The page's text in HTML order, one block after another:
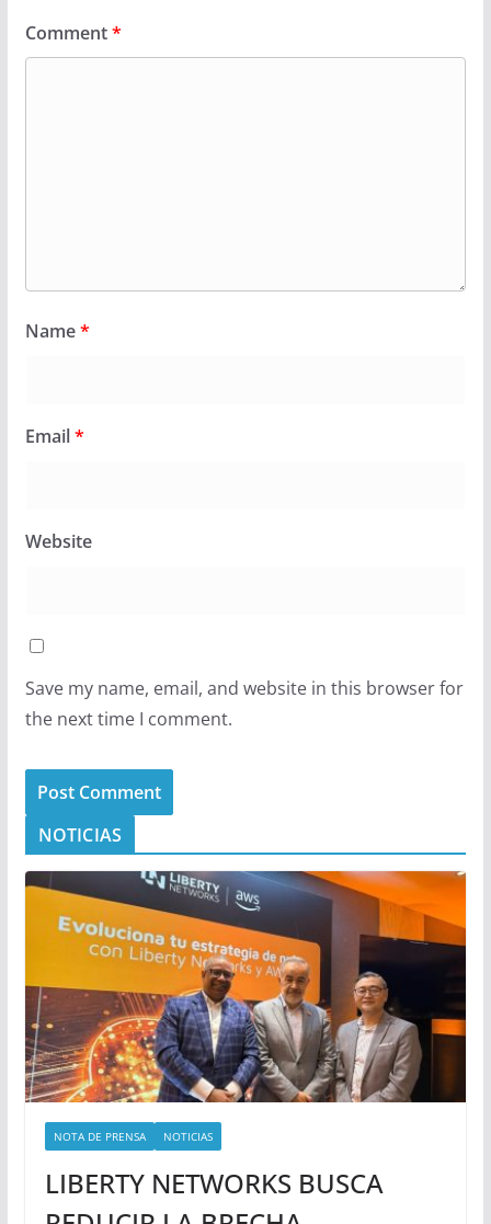
Comment*
Name*
Email*
Website
Save my name, email, and website in this browser for
the next time I comment.
NOTICIAS
NOTA DE PRENSA NOTICIAS
LIBERTY NETWORKS BUSCA